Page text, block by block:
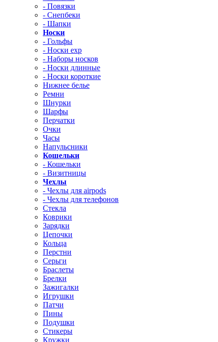
- Повязки
- Снепбеки
- Шапки
Носки
- Гольфы
- Носки exp
- Наборы носков
- Носки длинные
- Носки короткие
Нижнее белье
Ремни
Шнурки
Шарфы
Перчатки
Очки
Часы
Напульсники
Кошельки
- Кошельки
- Визитницы
Чехлы
- Чехлы для airpods
- Чехлы для телефонов
Стекла
Коврики
Зарядки
Цепочки
Кольца
Перстни
Серьги
Браслеты
Брелки
Зажигалки
Игрушки
Патчи
Пины
Подушки
Стикеры
Кружки